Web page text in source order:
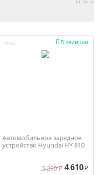
29947 В наличии

Автомобильное зарядное
устройство Hyundai HY 810
5 290Р 4 610 Р